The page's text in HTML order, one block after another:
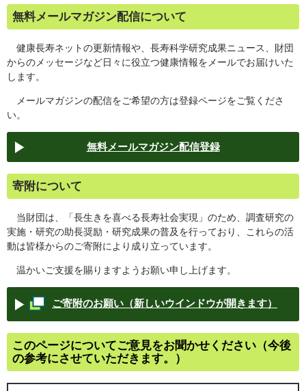
無料メールマガジン配信について
健康長寿ネットの更新情報や、長寿科学研究成果ニュース、財団
からのメッセージなど日々に役立つ健康情報をメールでお届けいた
します。
メールマガジンの配信をご希望の方は登録ページをご覧くださ
い。
無料メールマガジン配信登録
寄附について
当財団は、「長生きを喜べる長寿社会実現」のため、調査研究の
実施・研究の助長奨励・研究成果の普及を行っており、これらの活
動は皆様からのご寄附により成り立っています。
温かいご支援を賜りますようお願い申し上げます。
ご寄附のお願い（新しいウインドウが開きます）
このページについてご意見をお聞かせください（今後
の参考にさせていただきます。）